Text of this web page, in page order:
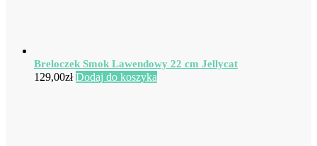
Breloczek Smok Lawendowy 22 cm Jellycat
129,00zł Dodaj do koszyka